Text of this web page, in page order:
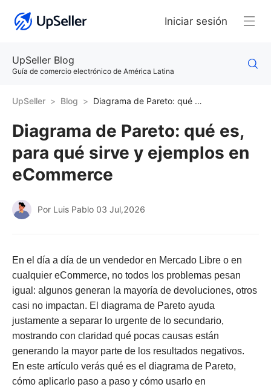
Iniciar sesión
UpSeller Blog
Guía de comercio electrónico de América Latina
UpSeller Blog Diagrama de Pareto: qué es, para qué sirve y ejemplos en eCommerce
Diagrama de Pareto: qué es,
para qué sirve y ejemplos en
eCommerce
Por Luis Pablo 03 Jul,2026
En el día a día de un vendedor en Mercado Libre o en
cualquier eCommerce, no todos los problemas pesan
igual: algunos generan la mayoría de devoluciones, otros
casi no impactan. El diagrama de Pareto ayuda
justamente a separar lo urgente de lo secundario,
mostrando con claridad qué pocas causas están
generando la mayor parte de los resultados negativos.
En este artículo verás qué es el diagrama de Pareto,
cómo aplicarlo paso a paso y cómo usarlo en